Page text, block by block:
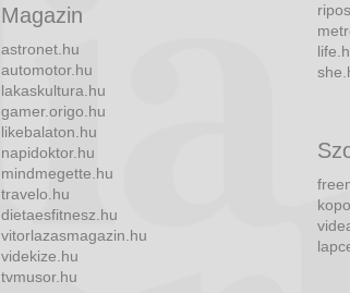
Magazin
astronet.hu
automotor.hu
lakaskultura.hu
gamer.origo.hu
likebalaton.hu
napidoktor.hu
mindmegette.hu
travelo.hu
dietaesfitnesz.hu
vitorlazasmagazin.hu
videkize.hu
tvmusor.hu